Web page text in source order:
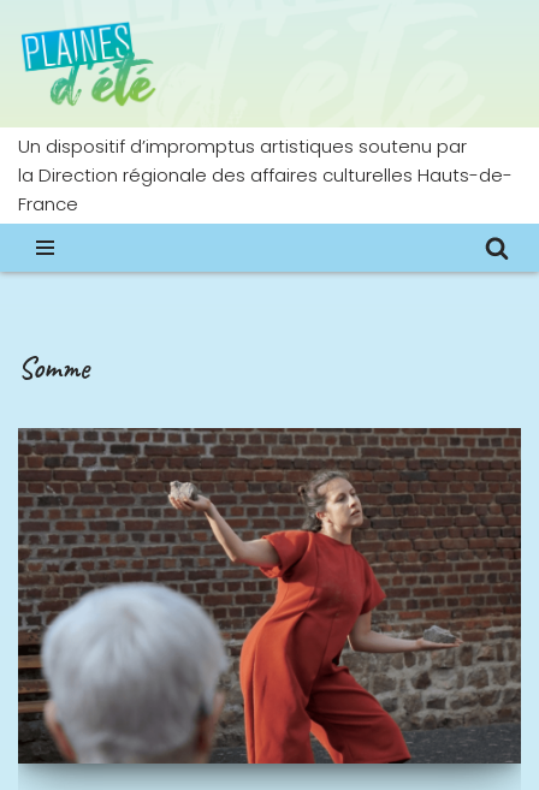
Aller
contenu
Un dispositif d’impromptus artistiques soutenu par
la Direction régionale des affaires culturelles Hauts-de-
France
Somme